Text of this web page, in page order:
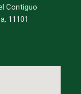
Contiguo
11101